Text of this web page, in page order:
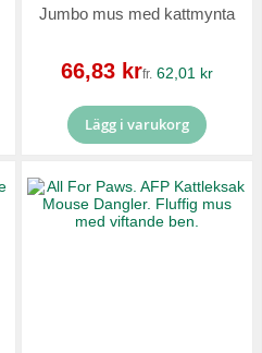
Jumbo mus med kattmynta
Reapris
66,83 krfr. 62,01 kr
Lägg i varukorg